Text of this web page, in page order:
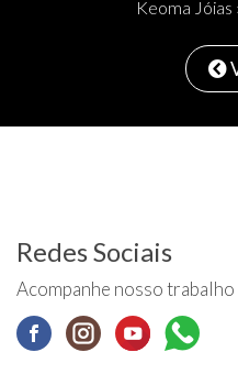
Keoma Jóias
Redes Sociais
Acompanhe nosso